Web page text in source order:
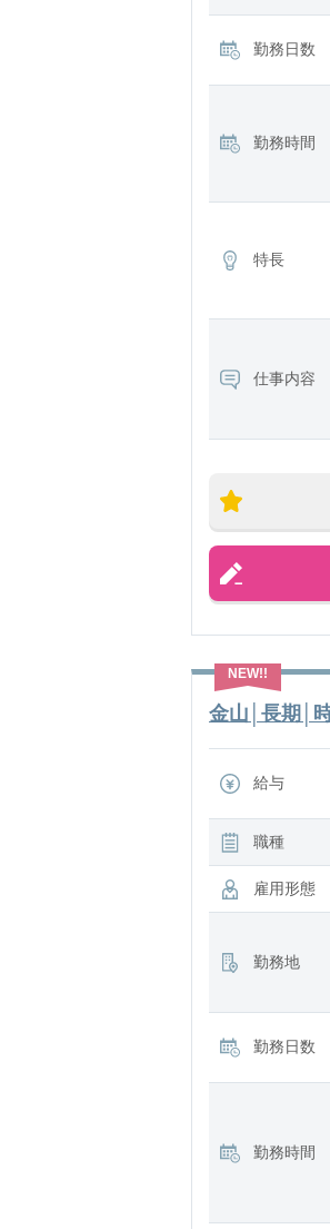
勤務日数
勤務時間
特長
仕事内容
金山│長期│
給与
職種
雇用形態
勤務地
勤務日数
勤務時間